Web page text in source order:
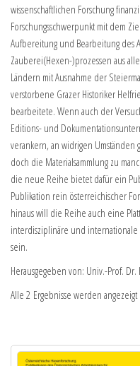
wissenschaftlichen Forschung
Forschungsschwerpunkt mit dem
Aufbereitung und Bearbeitung des
Zauberei(Hexen-)prozessen aus
Ländern mit Ausnahme der
verstorbene Grazer Historiker
bearbeitete. Wenn auch der
Editions- und
verankern, an widrigen Umständen
doch die Materialsammlung zu
die neue Reihe bietet dafür ein
Publikation rein österreichischer
hinaus will die Reihe auch eine
interdisziplinäre und
sein.
Herausgegeben von: Univ.-Prof.
Alle 2 Ergebnisse werden angezeigt